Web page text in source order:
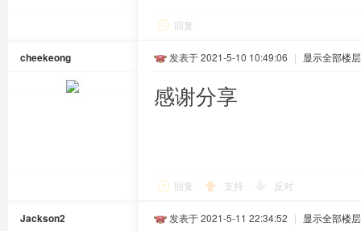
回复
cheekeong 发表于 2021-5-10 10:49:06 | 显示全部楼层
感谢分享
回复 支持 反对
Jackson2 发表于 2021-5-11 22:34:52 | 显示全部楼层